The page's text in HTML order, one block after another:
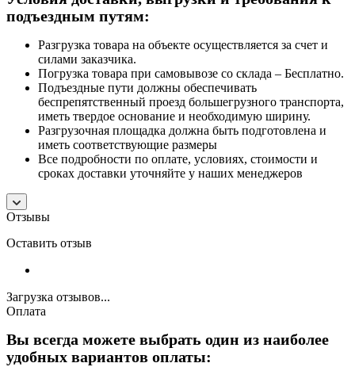
подъездным путям:
Разгрузка товара на объекте осуществляется за счет и
силами заказчика.
Погрузка товара при самовывозе со склада – Бесплатно.
Подъездные пути должны обеспечивать
беспрепятственный проезд большегрузного транспорта,
иметь твердое основание и необходимую ширину.
Разгрузочная площадка должна быть подготовлена и
иметь соответствующие размеры
Все подробности по оплате, условиях, стоимости и
сроках доставки уточняйте у наших менеджеров
Отзывы
Оставить отзыв
Загрузка отзывов...
Оплата
Вы всегда можете выбрать один из наиболее
удобных вариантов оплаты: